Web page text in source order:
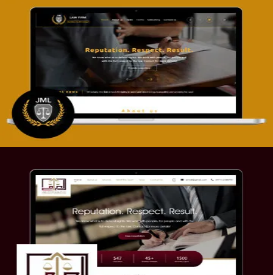
تصميم موقع آل جبار والمزارقة للمحاماة
التفاصيل
موقع الصرامي للمحاماة
التفاصيل